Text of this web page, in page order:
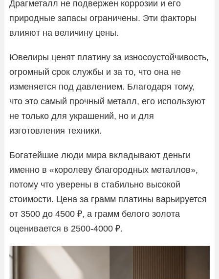
Драгметалл не подвержен коррозии и его
природные запасы ограничены. Эти факторы
влияют на величину цены.
Ювелиры ценят платину за износоустойчивость,
огромный срок службы и за то, что она не
изменяется под давлением. Благодаря тому,
что это самый прочный металл, его используют
не только для украшений, но и для
изготовления техники.
Богатейшие люди мира вкладывают деньги
именно в «королеву благородных металлов»,
потому что уверены в стабильно высокой
стоимости. Цена за грамм платины варьируется
от 3500 до 4500 ₽, а грамм белого золота
оценивается в 2500-4000 ₽.